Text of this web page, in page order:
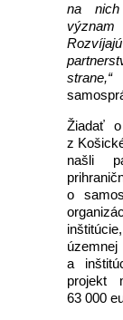
na
Žiadať
z
našli
o
a
projekt
63 000